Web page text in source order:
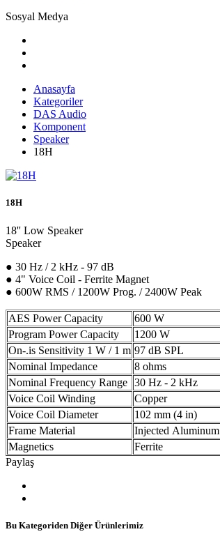
Sosyal Medya
Anasayfa
Kategoriler
DAS Audio
Komponent
Speaker
18H
18H
18'' Low Speaker
Speaker
● 30 Hz / 2 kHz - 97 dB
● 4" Voice Coil - Ferrite Magnet
● 600W RMS / 1200W Prog. / 2400W Peak
AES Power Capacity
600 W
Program Power Capacity
1200 W
On-.is Sensitivity 1 W / 1 m 97 dB SPL
Nominal Impedance
8 ohms
Nominal Frequency Range 30 Hz - 2 kHz
Voice Coil Winding
Copper
Voice Coil Diameter
102 mm (4 in)
Frame Material
Injected Aluminum
Magnetics
Ferrite
Paylaş
Bu Kategoriden Diğer Ürünlerimiz